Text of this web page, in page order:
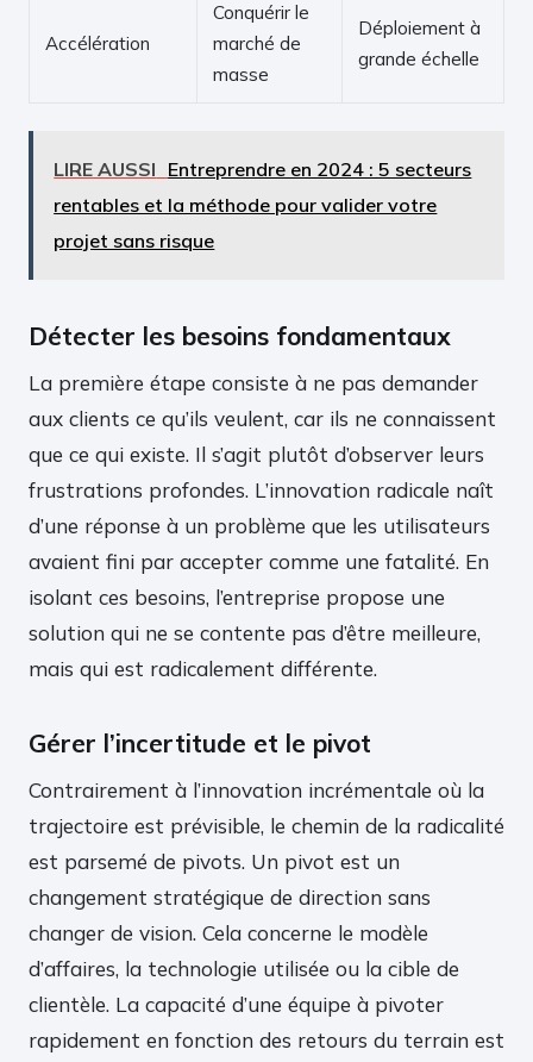
Accélération
Conquérir le
marché de
masse
Déploiement à
grande échelle
LIRE AUSSI Entreprendre en 2024 : 5 secteurs
rentables et la méthode pour valider votre
projet sans risque
Détecter les besoins fondamentaux
La première étape consiste à ne pas demander
aux clients ce qu’ils veulent, car ils ne connaissent
que ce qui existe. Il s’agit plutôt d’observer leurs
frustrations profondes. L’innovation radicale naît
d’une réponse à un problème que les utilisateurs
avaient fini par accepter comme une fatalité. En
isolant ces besoins, l’entreprise propose une
solution qui ne se contente pas d’être meilleure,
mais qui est radicalement différente.
Gérer l’incertitude et le pivot
Contrairement à l’innovation incrémentale où la
trajectoire est prévisible, le chemin de la radicalité
est parsemé de pivots. Un pivot est un
changement stratégique de direction sans
changer de vision. Cela concerne le modèle
d’affaires, la technologie utilisée ou la cible de
clientèle. La capacité d’une équipe à pivoter
rapidement en fonction des retours du terrain est